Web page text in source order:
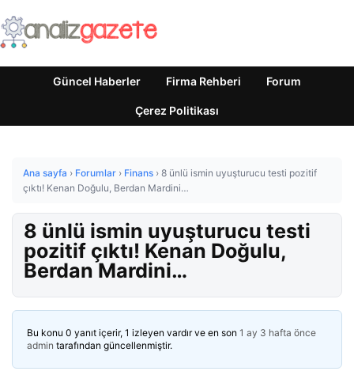
Güncel Haberler Firma Rehberi Forum
Çerez Politikası
Ana sayfa › Forumlar › Finans › 8 ünlü ismin uyuşturucu testi pozitif
çıktı! Kenan Doğulu, Berdan Mardini…
8 ünlü ismin uyuşturucu testi
pozitif çıktı! Kenan Doğulu,
Berdan Mardini…
Bu konu 0 yanıt içerir, 1 izleyen vardır ve en son 1 ay 3 hafta önce
admin tarafından güncellenmiştir.